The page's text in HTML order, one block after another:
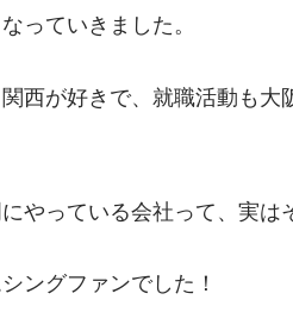
っていきました。
西が好きで、就職活動も
やっている会社って、実は
ングファンでした！